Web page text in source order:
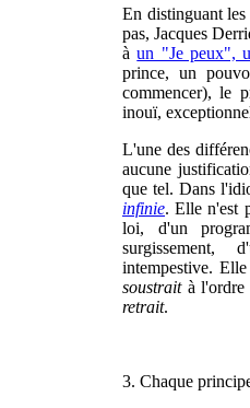
En distinguant
pas, Jacques
àun "Je peux",
prince, un
commencer), le
inouï,
L'une des
aucune
que tel. Dans
infinie. Elle n'est
loi, d'un
surgissement,
intempestive.
soustraità l'ordre
retrait.
3. Chaque